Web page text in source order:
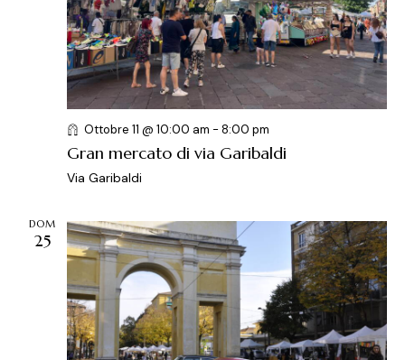
Ottobre 11 @ 10:00 am - 8:00 pm
Gran mercato di via Garibaldi
Via Garibaldi
DOM
25